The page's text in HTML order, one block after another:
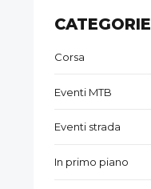
CATEGORIE
Corsa
Eventi MTB
Eventi strada
In primo piano